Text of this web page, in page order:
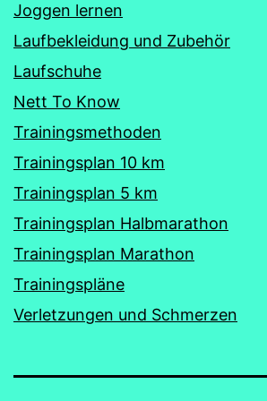
Joggen lernen
Laufbekleidung und Zubehör
Laufschuhe
Nett To Know
Trainingsmethoden
Trainingsplan 10 km
Trainingsplan 5 km
Trainingsplan Halbmarathon
Trainingsplan Marathon
Trainingspläne
Verletzungen und Schmerzen